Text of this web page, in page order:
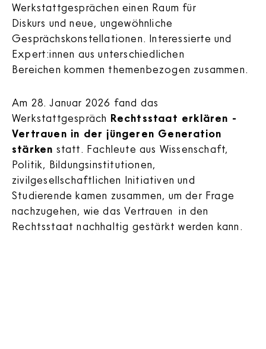
Werkstattgesprächen einen Raum für
Diskurs und neue, ungewöhnliche
Gesprächskonstellationen. Interessierte und
Expert:innen aus unterschiedlichen
Bereichen kommen themenbezogen zusammen.
Am 28. Januar 2026 fand das
Werkstattgespräch Rechtsstaat erklären -
Vertrauen in der jüngeren Generation
stärken statt. Fachleute aus Wissenschaft,
Politik, Bildungsinstitutionen,
zivilgesellschaftlichen Initiativen und
Studierende kamen zusammen, um der Frage
nachzugehen, wie das Vertrauen in den
Rechtsstaat nachhaltig gestärkt werden kann.